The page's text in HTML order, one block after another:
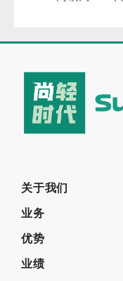
关于我们
业务
优势
业绩